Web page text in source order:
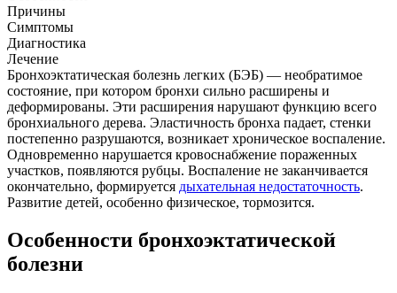
Причины
Симптомы
Диагностика
Лечение
Бронхоэктатическая болезнь легких (БЭБ) — необратимое
состояние, при котором бронхи сильно расширены и
деформированы. Эти расширения нарушают функцию всего
бронхиального дерева. Эластичность бронха падает, стенки
постепенно разрушаются, возникает хроническое воспаление.
Одновременно нарушается кровоснабжение пораженных
участков, появляются рубцы. Воспаление не заканчивается
окончательно, формируется дыхательная недостаточность.
Развитие детей, особенно физическое, тормозится.
Особенности бронхоэктатической
болезни